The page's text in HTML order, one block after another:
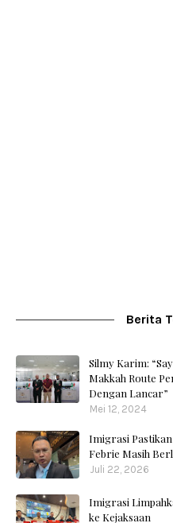
Berita
Silmy Karim:
Makkah Route
Dengan Lancar”
Mei 12, 2024
Imigrasi Pastikan
Febrie Masih
Juli 22, 2026
Imigrasi
ke Kejaksaan